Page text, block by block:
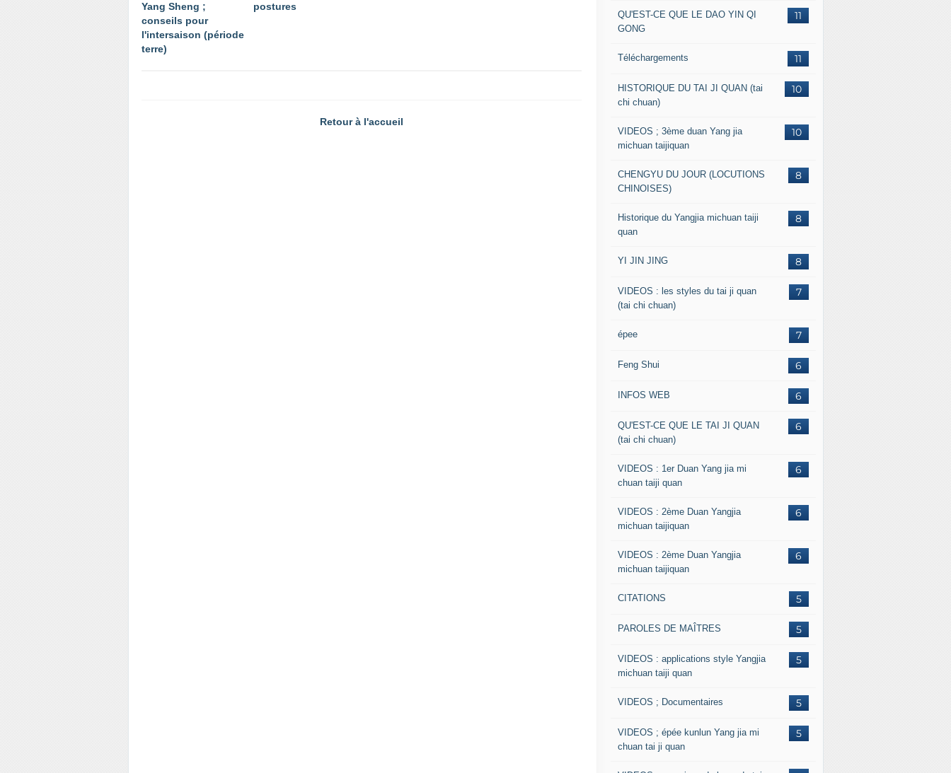
Yang Sheng ;
conseils pour
l'intersaison (période
terre)
postures
Retour à l'accueil
11
QU'EST-CE QUE LE DAO YIN QI
GONG
11
Téléchargements
10
HISTORIQUE DU TAI JI QUAN (tai
chi chuan)
10
VIDEOS ; 3ème duan Yang jia
michuan taijiquan
8
CHENGYU DU JOUR (LOCUTIONS
CHINOISES)
8
Historique du Yangjia michuan taiji
quan
8
YI JIN JING
7
VIDEOS : les styles du tai ji quan
(tai chi chuan)
7
épee
6
Feng Shui
6
INFOS WEB
6
QU'EST-CE QUE LE TAI JI QUAN
(tai chi chuan)
6
VIDEOS : 1er Duan Yang jia mi
chuan taiji quan
6
VIDEOS : 2ème Duan Yangjia
michuan taijiquan
6
VIDEOS : 2ème Duan Yangjia
michuan taijiquan
5
CITATIONS
5
PAROLES DE MAÎTRES
5
VIDEOS : applications style Yangjia
michuan taiji quan
5
VIDEOS ; Documentaires
5
VIDEOS ; épée kunlun Yang jia mi
chuan tai ji quan